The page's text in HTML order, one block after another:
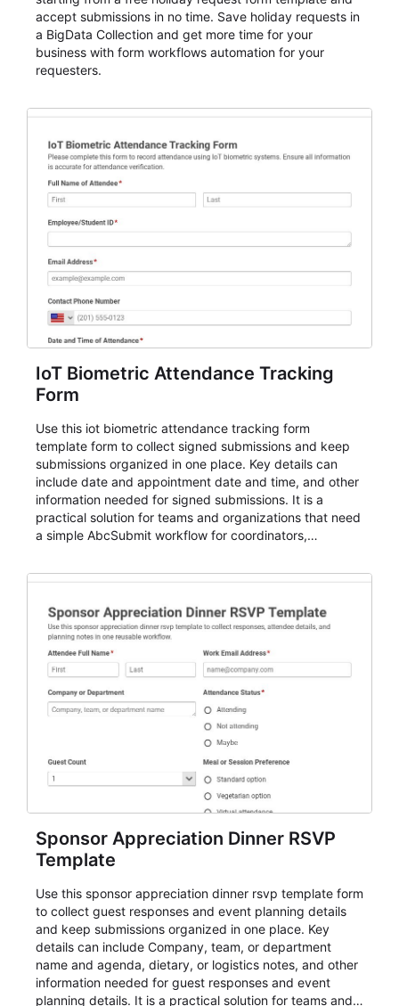
accept submissions in no time. Save holiday requests in
a BigData Collection and get more time for your
business with form workflows automation for your
requesters.
IoT Biometric Attendance Tracking
Form
Use this iot biometric attendance tracking form
template form to collect signed submissions and keep
submissions organized in one place. Key details can
include date and appointment date and time, and other
information needed for signed submissions. It is a
practical solution for teams and organizations that need
a simple AbcSubmit workflow for coordinators,
Sponsor Appreciation Dinner RSVP
Template
Use this sponsor appreciation dinner rsvp template form
to collect guest responses and event planning details
and keep submissions organized in one place. Key
details can include Company, team, or department
name and agenda, dietary, or logistics notes, and other
information needed for guest responses and event
planning details. It is a practical solution for teams and